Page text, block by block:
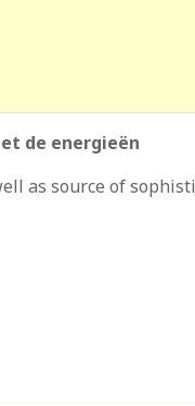
de energieën
as source of